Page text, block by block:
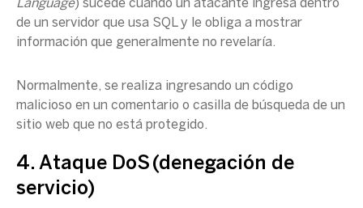
Language) sucede cuando un atacante ingresa dentro
de un servidor que usa SQL y le obliga a mostrar
información que generalmente no revelaría.
Normalmente, se realiza ingresando un código
malicioso en un comentario o casilla de búsqueda de un
sitio web que no está protegido.
4. Ataque DoS (denegación de
servicio)